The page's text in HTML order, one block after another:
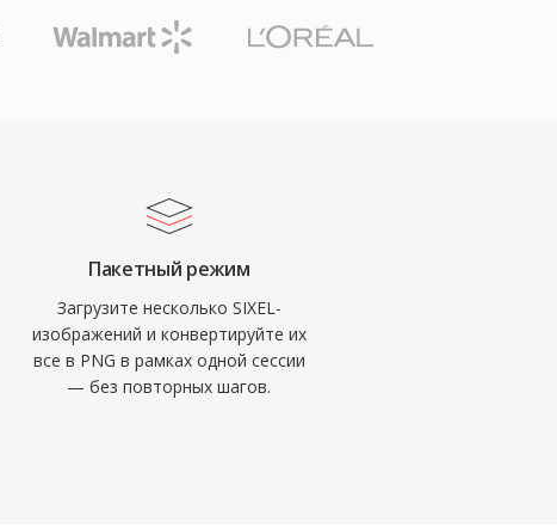
Пакетный режим
Загрузите несколько SIXEL-
изображений и конвертируйте их
все в PNG в рамках одной сессии
— без повторных шагов.